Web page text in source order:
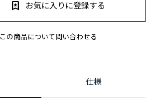
この商品について問い合わせる
お気に入りに登録する
仕様